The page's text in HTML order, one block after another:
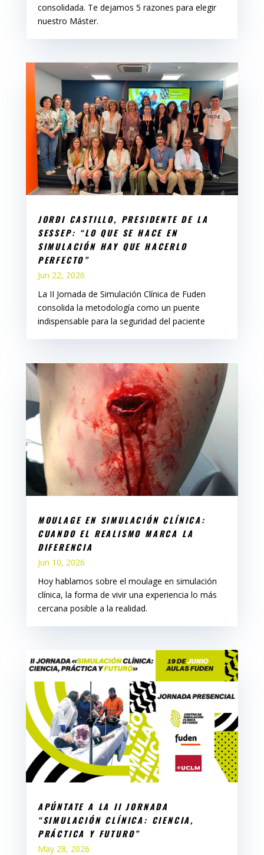
consolidada. Te dejamos 5 razones para elegir
nuestro Máster.
JORDI CASTILLO, PRESIDENTE DE LA
SESSEP: “LO QUE SE HACE EN
SIMULACIÓN HAY QUE HACERLO
PERFECTO”
Jun 22, 2026
La II Jornada de Simulación Clínica de Fuden
consolida la metodología como un puente
indispensable para la seguridad del paciente
MOULAGE EN SIMULACIÓN CLÍNICA:
CUANDO EL REALISMO MARCA LA
DIFERENCIA
Jun 10, 2026
Hoy hablamos sobre el moulage en simulación
clínica, la forma de vivir una experiencia lo más
cercana posible a la realidad.
APÚNTATE A LA II JORNADA
“SIMULACIÓN CLÍNICA: CIENCIA,
PRÁCTICA Y FUTURO”
May 28, 2026